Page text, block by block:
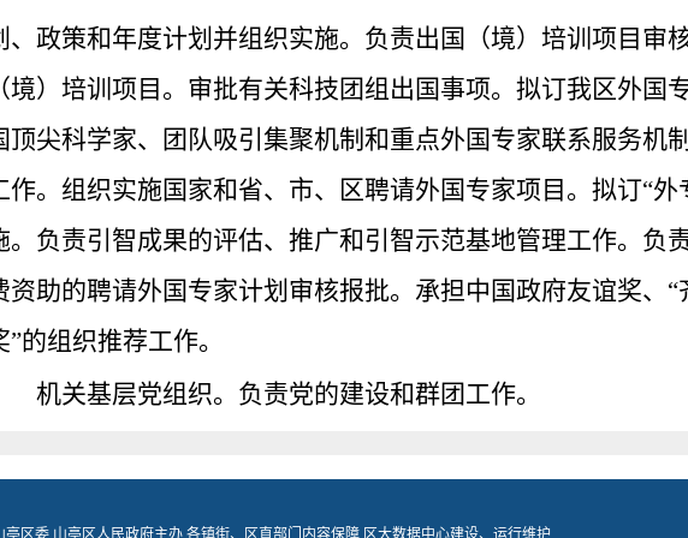
、政策和年度计划并组织实施。负责出国（境）培训项目审
境）培训项目。审批有关科技团组出国事项。拟订我区外国
顶尖科学家、团队吸引集聚机制和重点外国专家联系服务机
作。组织实施国家和省、市、区聘请外国专家项目。拟订“
。负责引智成果的评估、推广和引智示范基地管理工作。负
资助的聘请外国专家计划审核报批。承担中国政府友谊奖、“
”的组织推荐工作。
机关基层党组织。负责党的建设和群团工作。
亭区委 山亭区人民政府主办 各镇街、区直部门内容保障 区大数据中心建设、运行维护